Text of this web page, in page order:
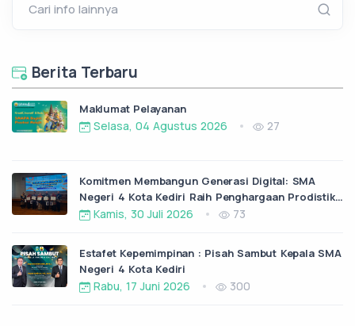
Cari info lainnya
Berita Terbaru
Maklumat Pelayanan
Selasa, 04 Agustus 2026 27
Komitmen Membangun Generasi Digital: SMA
Negeri 4 Kota Kediri Raih Penghargaan Prodistik
dari ITS Surabaya
Kamis, 30 Juli 2026 73
Estafet Kepemimpinan : Pisah Sambut Kepala SMA
Negeri 4 Kota Kediri
Rabu, 17 Juni 2026 300